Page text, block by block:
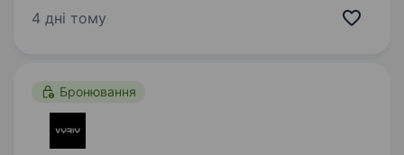
рішень у галузі радіоелектроніки
4 дні тому
Бронювання